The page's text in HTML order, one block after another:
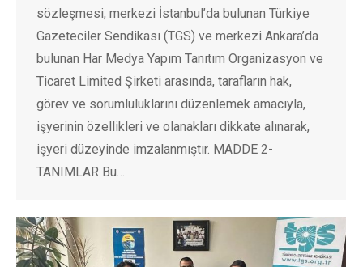
sözleşmesi, merkezi İstanbul’da bulunan Türkiye
Gazeteciler Sendikası (TGS) ve merkezi Ankara’da
bulunan Har Medya Yapım Tanıtım Organizasyon ve
Ticaret Limited Şirketi arasında, tarafların hak,
görev ve sorumluluklarını düzenlemek amacıyla,
işyerinin özellikleri ve olanakları dikkate alınarak,
işyeri düzeyinde imzalanmıştır. MADDE 2-
TANIMLAR Bu…